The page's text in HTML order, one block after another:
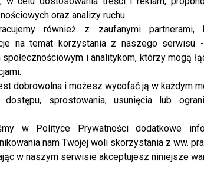
oraz analizy ruchu.
również z zaufanymi partnerami,
na temat korzystania z naszego serwisu
społecznościowym i analitykom, którzy mogą
dobrowolna i możesz wycofać ją w każdym
dostępu, sprostowania, usunięcia lub
w Polityce Prywatności dodatkowe
nam Twojej woli skorzystania z ww.
w naszym serwisie akceptujesz niniejsze
LIFESTYLE
Międzynarodowy hit dla
nowego domu już w Polsce!
Nowy program w TVN oraz HGTV
Program ...
NEWS
Włodarczyk kupiła nowy dom!
życiu już trzeci zakup